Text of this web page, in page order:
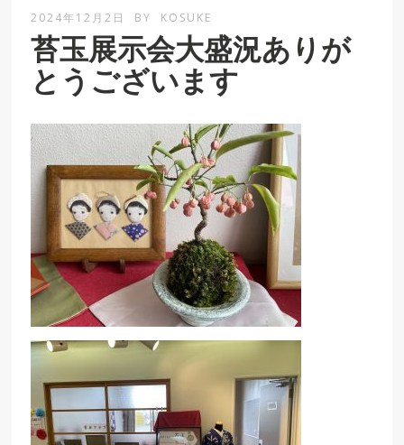
2024年12月2日 BY KOSUKE
苔玉展示会大盛況ありが
とうございます